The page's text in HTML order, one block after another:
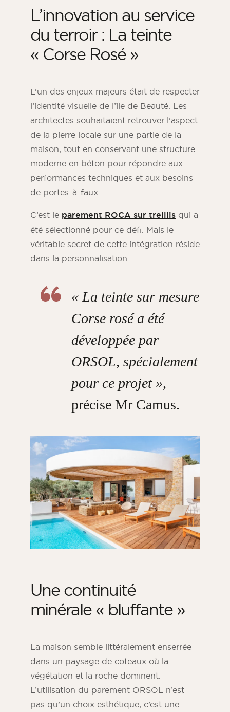
L’innovation au service
du terroir : La teinte
« Corse Rosé »
L’un des enjeux majeurs était de respecter
l’identité visuelle de l’île de Beauté. Les
architectes souhaitaient retrouver l’aspect
de la pierre locale sur une partie de la
maison, tout en conservant une structure
moderne en béton pour répondre aux
performances techniques et aux besoins
de portes-à-faux.
C’est le parement ROCA sur treillis qui a
été sélectionné pour ce défi. Mais le
véritable secret de cette intégration réside
dans la personnalisation :
« La teinte sur mesure
Corse rosé a été
développée par
ORSOL, spécialement
pour ce projet »,
précise Mr Camus.
Une continuité
minérale « bluffante »
La maison semble littéralement enserrée
dans un paysage de coteaux où la
végétation et la roche dominent.
L’utilisation du parement ORSOL n’est
pas qu’un choix esthétique, c’est une